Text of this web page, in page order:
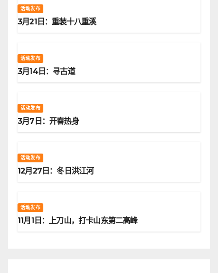
活动发布
3月21日：重装十八重溪
活动发布
3月14日：寻古道
活动发布
3月7日：开春热身
活动发布
12月27日：冬日洪江河
活动发布
11月1日：上刀山，打卡山东第二高峰